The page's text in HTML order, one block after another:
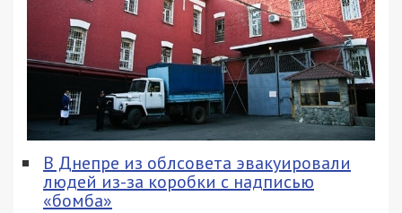
В Днепре из облсовета эвакуировали
людей из-за коробки с надписью
«бомба»